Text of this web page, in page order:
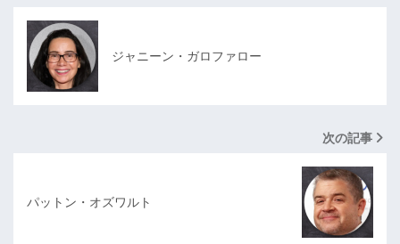
ジャニーン・ガロファロー
次の記事
パットン・オズワルト